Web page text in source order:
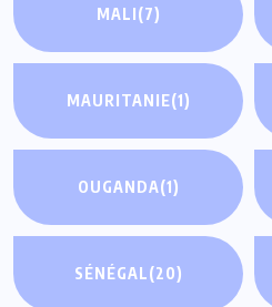
MALI(7)
MAURITANIE(1)
OUGANDA(1)
SÉNÉGAL(20)